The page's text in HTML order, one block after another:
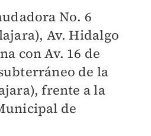
No. 6
Av. Hidalgo
con Av. 16 de
de la
frente a la
de